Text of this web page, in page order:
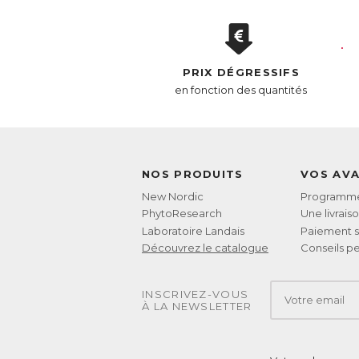
PRIX DÉGRESSIFS
en fonction des quantités
NOS PRODUITS
New Nordic
PhytoResearch
Laboratoire Landais
Découvrez le catalogue
VOS
Une
Paiement
Conseils
INSCRIVEZ-VOUS
À LA NEWSLETTER